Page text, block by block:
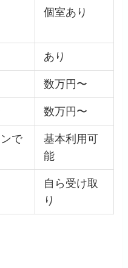
個室あり
あり
数万円〜
数万円〜
で
基本利用可
能
自ら受け取
り